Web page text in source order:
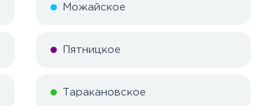
Можайское
Пятницкое
Таракановское